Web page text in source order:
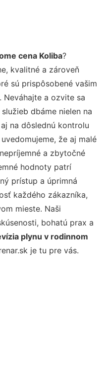
cena Koliba?
kvalitné a zároveň
sú prispôsobené vašim
Neváhajte a ozvite sa
dbáme nielen na
na dôslednú kontrolu
že aj malé
a zbytočné
hodnoty patrí
prístup a úprimná
každého zákazníka,
mieste. Naši
bohatú prax a
plynu v rodinnom
je tu pre vás.